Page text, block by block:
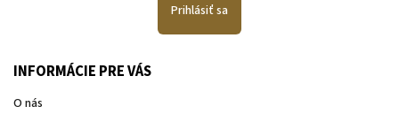
Prihlásiť sa
INFORMÁCIE PRE VÁS
O nás